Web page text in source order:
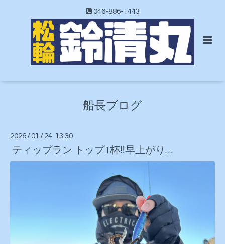
046-886-1443
船長ブログ
2026 / 01 / 24 13:30
ティップラン トップ1杯‼️早上がり…